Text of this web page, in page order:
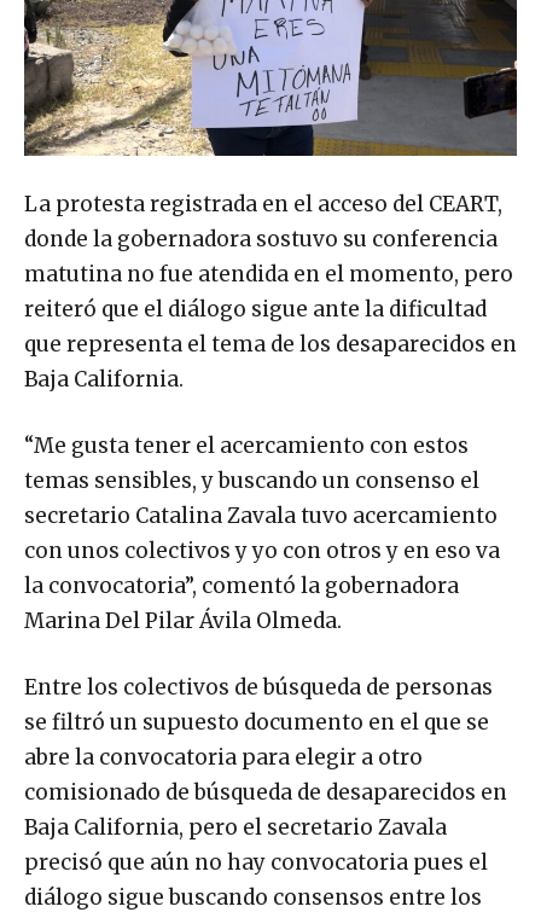
La protesta registrada en el acceso del CEART,
donde la gobernadora sostuvo su conferencia
matutina no fue atendida en el momento, pero
reiteró que el diálogo sigue ante la dificultad
que representa el tema de los desaparecidos en
Baja California.
“Me gusta tener el acercamiento con estos
temas sensibles, y buscando un consenso el
secretario Catalina Zavala tuvo acercamiento
con unos colectivos y yo con otros y en eso va
la convocatoria”, comentó la gobernadora
Marina Del Pilar Ávila Olmeda.
Entre los colectivos de búsqueda de personas
se filtró un supuesto documento en el que se
abre la convocatoria para elegir a otro
comisionado de búsqueda de desaparecidos en
Baja California, pero el secretario Zavala
precisó que aún no hay convocatoria pues el
diálogo sigue buscando consensos entre los